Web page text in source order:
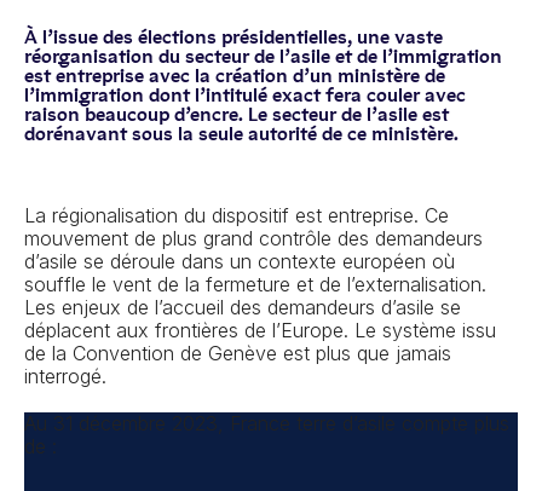
À l’issue des élections présidentielles, une vaste
réorganisation du secteur de l’asile et de l’immigration
est entreprise avec la création d’un ministère de
l’immigration dont l’intitulé exact fera couler avec
raison beaucoup d’encre. Le secteur de l’asile est
dorénavant sous la seule autorité de ce ministère.
La régionalisation du dispositif est entreprise. Ce
mouvement de plus grand contrôle des demandeurs
d’asile se déroule dans un contexte européen où
souffle le vent de la fermeture et de l’externalisation.
Les enjeux de l’accueil des demandeurs d’asile se
déplacent aux frontières de l’Europe. Le système issu
de la Convention de Genève est plus que jamais
interrogé.
Au 31 décembre 2023, France terre d’asile compte plus
de :